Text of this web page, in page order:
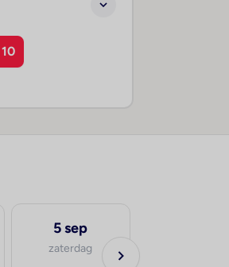
10
5 sep
zaterdag